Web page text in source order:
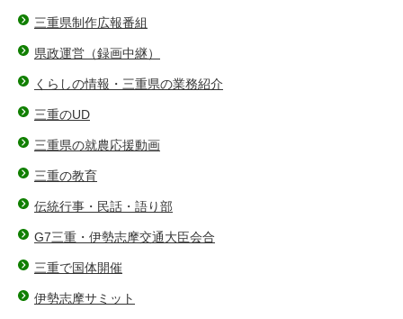
三重県制作広報番組
県政運営（録画中継）
くらしの情報・三重県の業務紹介
三重のUD
三重県の就農応援動画
三重の教育
伝統行事・民話・語り部
G7三重・伊勢志摩交通大臣会合
三重で国体開催
伊勢志摩サミット